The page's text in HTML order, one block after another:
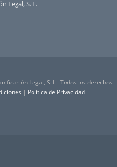
Legal, S. L.
Legal, S. L.. Todos los derechos
| Política de Privacidad